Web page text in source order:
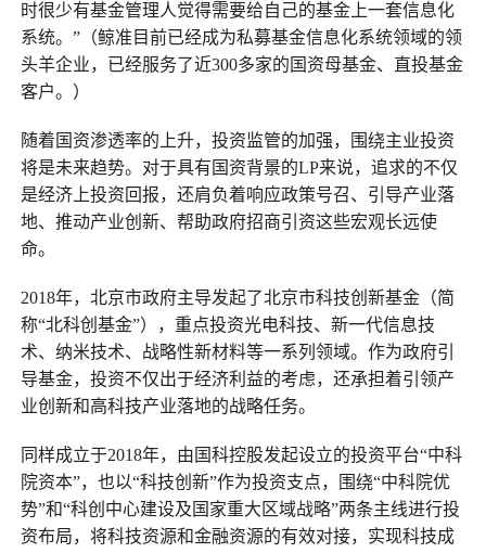
时很少有基金管理人觉得需要给自己的基金上一套信息化
系统。”（鲸准目前已经成为私募基金信息化系统领域的领
头羊企业，已经服务了近300多家的国资母基金、直投基金
客户。）
随着国资渗透率的上升，投资监管的加强，围绕主业投资
将是未来趋势。对于具有国资背景的LP来说，追求的不仅
是经济上投资回报，还肩负着响应政策号召、引导产业落
地、推动产业创新、帮助政府招商引资这些宏观长远使
命。
2018年，北京市政府主导发起了北京市科技创新基金（简
称“北科创基金”），重点投资光电科技、新一代信息技
术、纳米技术、战略性新材料等一系列领域。作为政府引
导基金，投资不仅出于经济利益的考虑，还承担着引领产
业创新和高科技产业落地的战略任务。
同样成立于2018年，由国科控股发起设立的投资平台“中科
院资本”，也以“科技创新”作为投资支点，围绕“中科院优
势”和“科创中心建设及国家重大区域战略”两条主线进行投
资布局，将科技资源和金融资源的有效对接，实现科技成